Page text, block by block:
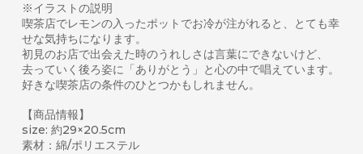
※イラストの説明
喫茶店でレモンの入ったポットでお冷が注がれると、とても幸
せな気持ちになります。
初見のお店で出会えた時のうれしさは言葉にできないけど、
去っていく後ろ姿に「ありがとう」と心の中で唱えています。
好きな喫茶店の条件のひとつかもしれません。
【商品情報】
size: 約29×20.5cm
素材：綿/ポリエステル